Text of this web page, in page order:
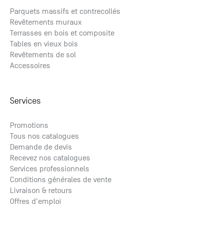
Parquets massifs et contrecollés
Revêtements muraux
Terrasses en bois et composite
Tables en vieux bois
Revêtements de sol
Accessoires
Services
Promotions
Tous nos catalogues
Demande de devis
Recevez nos catalogues
Services professionnels
Conditions générales de vente
Livraison & retours
Offres d'emploi